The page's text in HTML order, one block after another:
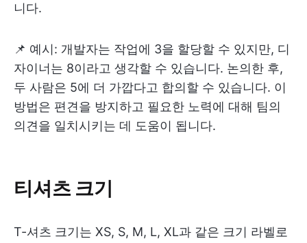
니다.
📌 예시: 개발자는 작업에 3을 할당할 수 있지만, 디
자이너는 8이라고 생각할 수 있습니다. 논의한 후,
두 사람은 5에 더 가깝다고 합의할 수 있습니다. 이
방법은 편견을 방지하고 필요한 노력에 대해 팀의
의견을 일치시키는 데 도움이 됩니다.
티셔츠 크기
T-셔츠 크기는 XS, S, M, L, XL과 같은 크기 라벨로